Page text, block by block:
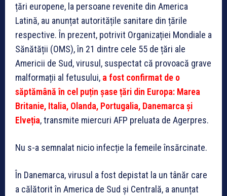
țări europene, la persoane revenite din America
Latină, au anunțat autoritățile sanitare din țările
respective. În prezent, potrivit Organizației Mondiale a
Sănătății (OMS), în 21 dintre cele 55 de țări ale
Americii de Sud, virusul, suspectat că provoacă grave
malformații al fetusului, a fost confirmat de o
săptămână în cel puțin șase țări din Europa: Marea
Britanie, Italia, Olanda, Portugalia, Danemarca și
Elveția, transmite miercuri AFP preluata de Agerpres.
Nu s-a semnalat nicio infecție la femeile însărcinate.
În Danemarca, virusul a fost depistat la un tânăr care
a călătorit în America de Sud și Centrală, a anunțat